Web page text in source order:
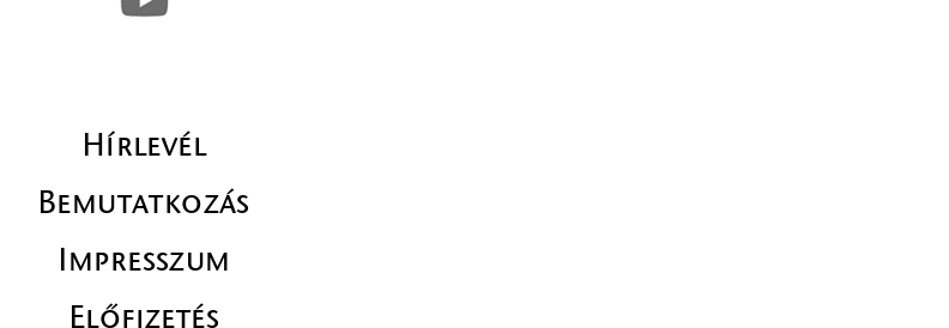
Hírlevél
Bemutatkozás
Impresszum
Előfizetés